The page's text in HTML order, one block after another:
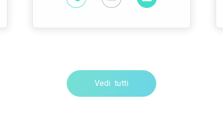
Vedi tutti